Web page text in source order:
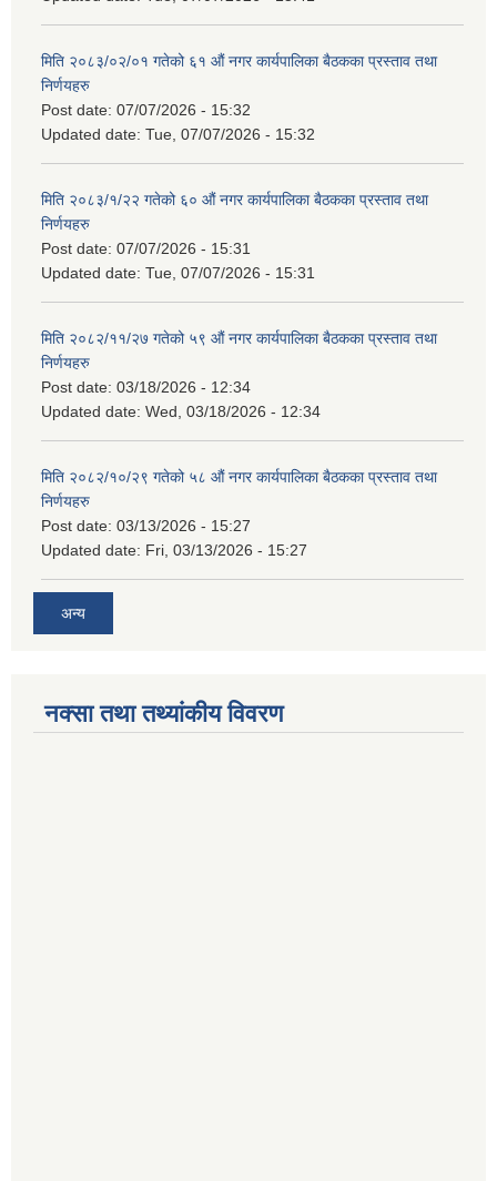
मिति २०८३/०२/०१ गतेको ६१ औं नगर कार्यपालिका बैठकका प्रस्ताव तथा
निर्णयहरु
Post date: 07/07/2026 - 15:32
Updated date: Tue, 07/07/2026 - 15:32
मिति २०८३/१/२२ गतेको ६० औं नगर कार्यपालिका बैठकका प्रस्ताव तथा
निर्णयहरु
Post date: 07/07/2026 - 15:31
Updated date: Tue, 07/07/2026 - 15:31
मिति २०८२/११/२७ गतेको ५९ औं नगर कार्यपालिका बैठकका प्रस्ताव तथा
निर्णयहरु
Post date: 03/18/2026 - 12:34
Updated date: Wed, 03/18/2026 - 12:34
मिति २०८२/१०/२९ गतेको ५८ औं नगर कार्यपालिका बैठकका प्रस्ताव तथा
निर्णयहरु
Post date: 03/13/2026 - 15:27
Updated date: Fri, 03/13/2026 - 15:27
अन्य
नक्सा तथा तथ्यांकीय विवरण